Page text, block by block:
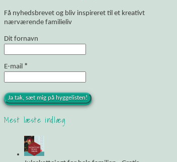
Få nyhedsbrevet og bliv inspireret til et kreativt
nærværende familieliv
Dit fornavn
E-mail *
Mest læste indlæg